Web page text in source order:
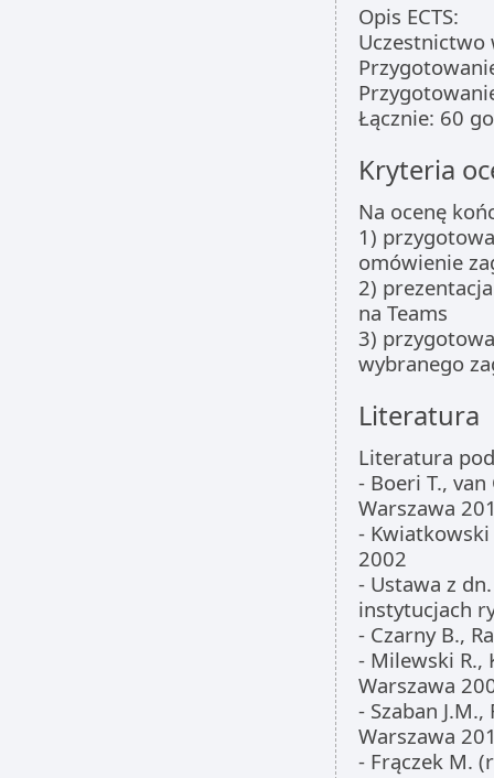
Opis ECTS:
Uczestnictwo
Łącznie: 60
Kryteria
Na ocenę
1)
omówienie
2)
na Teams
3)
wybranego
Literatura
Literatura
- Boeri T.,
Warszawa
- Kwiatkowski
2002
- Ustawa z
instytucjach
- Czarny B.,
- Milewski R.,
Warszawa
- Szaban
Warszawa
- Frączek M.